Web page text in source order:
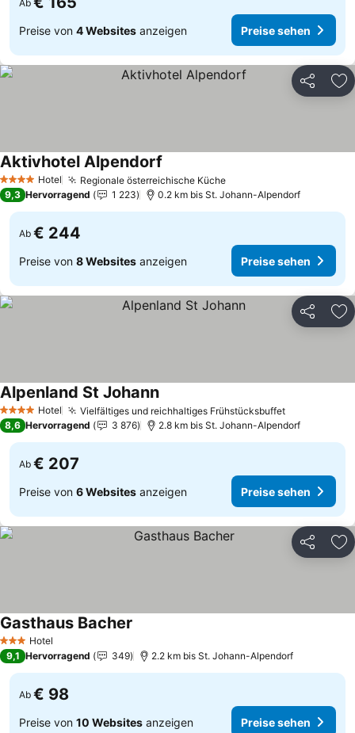
Ab
Preise von 4 Websites anzeigen Preise sehen
Teilen
4 Sterne Hotel Regionale österreichische Küche
Aktivhotel Alpendorf
9,3 Hervorragend 1 223 0.2 km bis St. Johann-Alpendorf
Ab € 244
Preise von 8 Websites anzeigen Preise sehen
Teilen
4 Sterne Hotel Vielfältiges und reichhaltiges Frühstücksbuffet
Alpenland St Johann
8,6 Hervorragend 3 876 2.8 km bis St. Johann-Alpendorf
Ab € 207
Preise von 6 Websites anzeigen Preise sehen
Teilen
3 SterneHotel
Gasthaus Bacher
9,1 Hervorragend 349 2.2 km bis St. Johann-Alpendorf
Ab € 98
Preise von 10 Websites anzeigen Preise sehen